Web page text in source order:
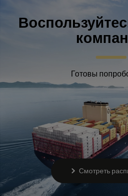
Готовы
Смотреть